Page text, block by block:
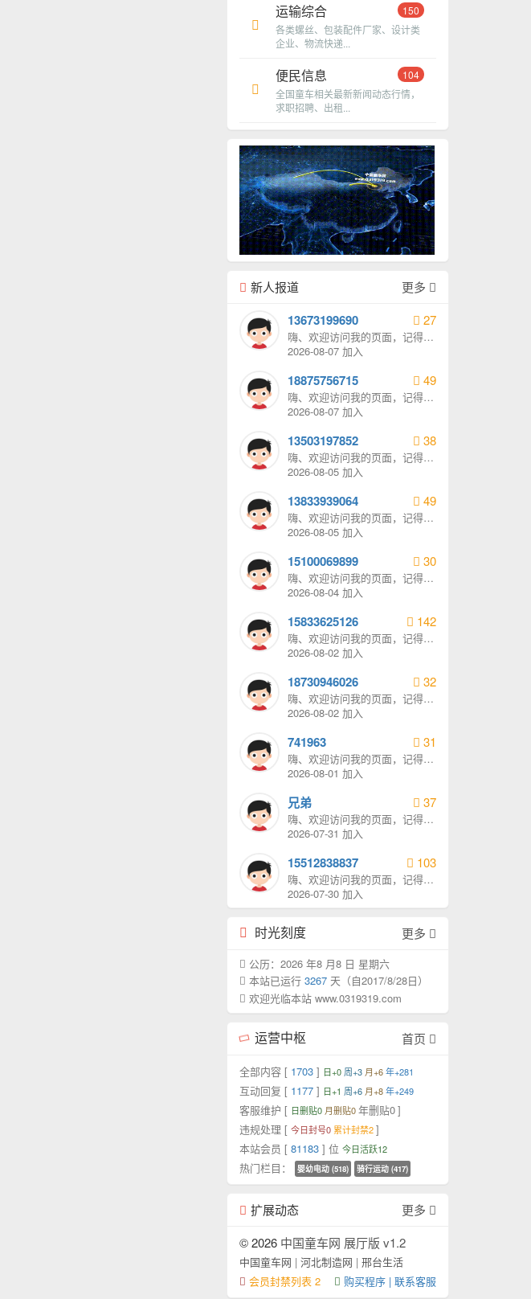
运输综合
150
各类螺丝、包装配件厂家、设计类
企业、物流快递...
便民信息
104
全国童车相关最新新闻动态行情，
求职招聘、出租...
新人报道 更多
13673199690 27
嗨、欢迎访问我的页面，记得给
我发消息哦。
2026-08-07 加入
18875756715 49
嗨、欢迎访问我的页面，记得给
我发消息哦。
2026-08-07 加入
13503197852 38
嗨、欢迎访问我的页面，记得给
我发消息哦。
2026-08-05 加入
13833939064 49
嗨、欢迎访问我的页面，记得给
我发消息哦。
2026-08-05 加入
15100069899 30
嗨、欢迎访问我的页面，记得给
我发消息哦。
2026-08-04 加入
15833625126 142
嗨、欢迎访问我的页面，记得给
我发消息哦。
2026-08-02 加入
18730946026 32
嗨、欢迎访问我的页面，记得给
我发消息哦。
2026-08-02 加入
741963 31
嗨、欢迎访问我的页面，记得给
我发消息哦。
2026-08-01 加入
兄弟 37
嗨、欢迎访问我的页面，记得给
我发消息哦。
2026-07-31 加入
15512838837 103
嗨、欢迎访问我的页面，记得给
我发消息哦。
2026-07-30 加入
时光刻度 更多
公历：2026 年8 月8 日 星期六
本站已运行 3267 天（自2017/8/28日）
欢迎光临本站 www.0319319.com
运营中枢 首页
全部内容 [ 1703] 日+0 周+3 月+6 年+281
互动回复 [ 1177] 日+1 周+6 月+8 年+249
客服维护 [ 日删贴0 月删贴0 年删贴0]
违规处理 [ 今日封号0 累计封禁2]
本站会员 [ 81183] 位 今日活跃12
热门栏目： 婴幼电动 (518) 骑行运动 (417)
扩展动态
更多
© 2026 中国童车网 展厅版 v1.2
中国童车网 | 河北制造网 | 邢台生活
会员封禁列表 2
购买程序 | 联系客服